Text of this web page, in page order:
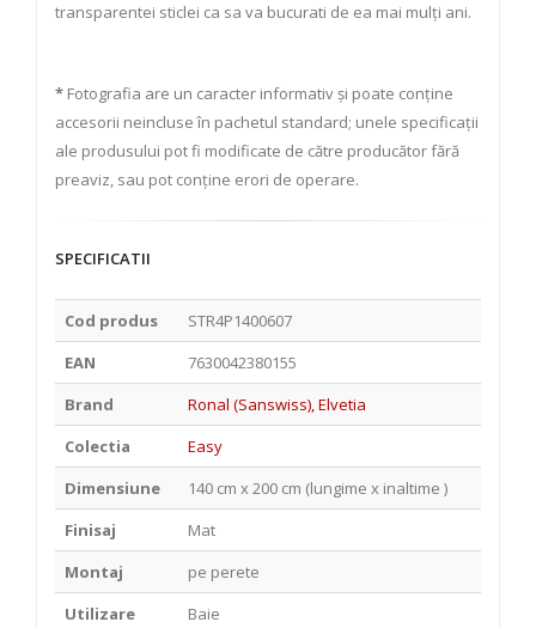
transparentei sticlei ca sa va bucurati de ea mai mulți ani.
* Fotografia are un caracter informativ și poate conține
accesorii neincluse în pachetul standard; unele specificații
ale produsului pot fi modificate de către producător fără
preaviz, sau pot conține erori de operare.
SPECIFICATII
Cod produs
STR4P1400607
EAN
7630042380155
Brand
Ronal (Sanswiss), Elvetia
Colectia
Easy
Dimensiune
140 cm x 200 cm (lungime x inaltime )
Finisaj
Mat
Montaj
pe perete
Utilizare
Baie